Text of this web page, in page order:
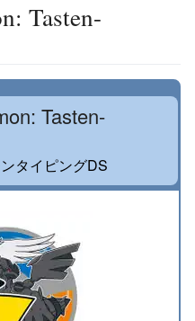
Tasten-
Tasten-
タイピングDS